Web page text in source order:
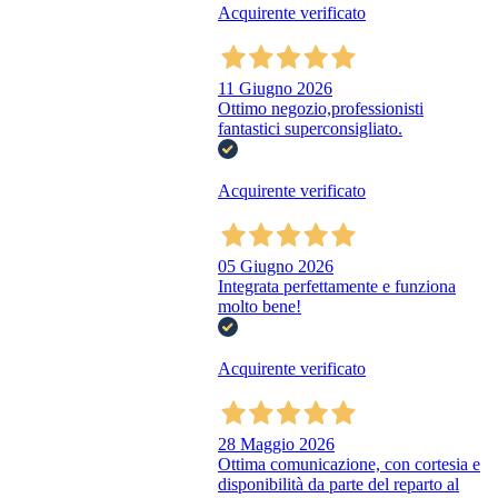
Acquirente verificato
11 Giugno 2026
Ottimo negozio,professionisti
fantastici superconsigliato.
Acquirente verificato
05 Giugno 2026
Integrata perfettamente e funziona
molto bene!
Acquirente verificato
28 Maggio 2026
Ottima comunicazione, con cortesia e
disponibilità da parte del reparto al